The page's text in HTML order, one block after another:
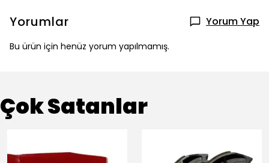
Yorumlar Yorum Yap
Bu ürün için henüz yorum yapılmamış.
Çok Satanlar